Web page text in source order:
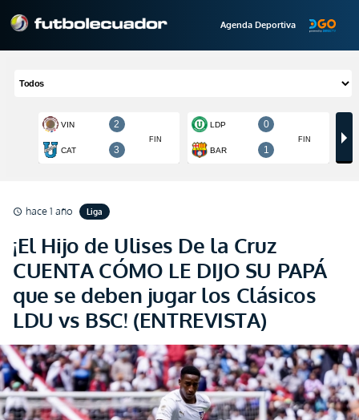
Agenda Deportiva
schedule hace 1 año Liga
¡El Hijo de Ulises De la Cruz
CUENTA CÓMO LE DIJO SU PAPÁ
que se deben jugar los Clásicos
LDU vs BSC! (ENTREVISTA)